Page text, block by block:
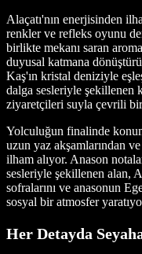
Alaçatı'nın enerjisinden
renkler ve refleks oyunu
birlikte mekanı saran
duyusal katmana
Kaş'ın kristal deniziyle
dalga sesleriyle şekillenen
ziyaretçileri suyla çevrili
Yolculuğun finalinde
uzun yaz akşamlarından
ilham alıyor. Anason
sesleriyle şekillenen alan,
sofralarını ve anasonun
sosyal bir atmosfer
Her Detayda